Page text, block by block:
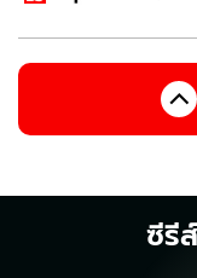
ซีรี